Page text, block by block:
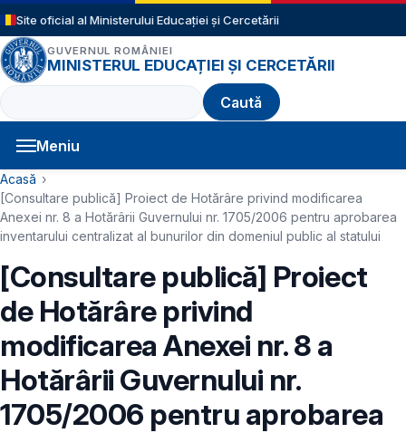
Sari la conținutul principal
Site oficial al Ministerului Educației și Cercetării
GUVERNUL ROMÂNIEI
MINISTERUL EDUCAȚIEI ȘI CERCETĂRII
Caută
Meniu
Navigație principală
Cale de navigare
Acasă
[Consultare publică] Proiect de Hotărâre privind modificarea
Anexei nr. 8 a Hotărârii Guvernului nr. 1705/2006 pentru aprobarea
inventarului centralizat al bunurilor din domeniul public al statului
[Consultare publică] Proiect
de Hotărâre privind
modificarea Anexei nr. 8 a
Hotărârii Guvernului nr.
1705/2006 pentru aprobarea